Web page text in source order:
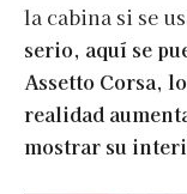
la cabina si se
serio, aquí se
Assetto Corsa,
realidad
mostrar su